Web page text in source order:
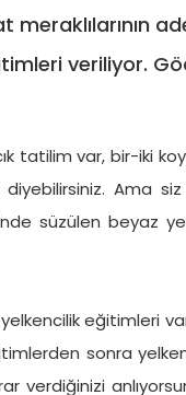
Tüm Yatlar
meraklılarının
veriliyor.
tatilim var, bir-iki
Ama siz
süzülen beyaz
eğitimleri
sonra
verdiğinizi